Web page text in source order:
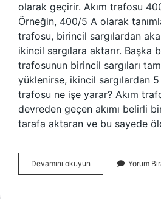
olarak geçirir. Akım trafosu
Örneğin, 400/5 A olarak
trafosu, birincil sargılardan
ikincil sargılara aktarır. Başka
trafosunun birincil sargıları
yüklenirse, ikincil sargılardan 5
trafosu ne işe yarar? Akım
devreden geçen akımı belirli
tarafa aktaran ve bu sayede
Devamını okuyun
5
Yorum